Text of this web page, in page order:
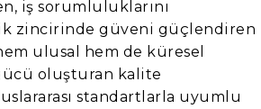
iş sorumluluklarını
zincirinde güveni güçlendiren
ulusal hem de küresel
oluşturan kalite
standartlarla uyumlu